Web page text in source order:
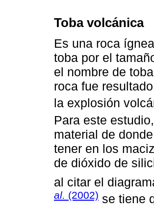
Toba volcánica
Es una roca
toba por el
el nombre de
roca fue
la explosión
Para este
material de
tener en los
de dióxido de
al citar el
al. (2002) se tiene